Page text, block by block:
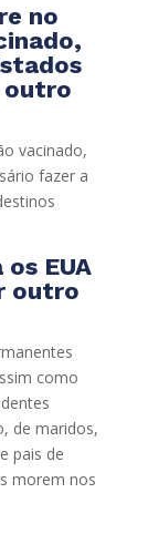
no
outro
vacinado,
fazer a
EUA
outro
como
de maridos,
pais de
morem nos